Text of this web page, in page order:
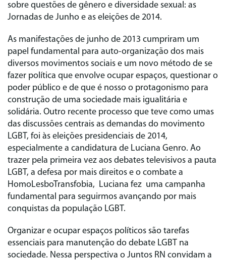
sobre questões de gênero e diversidade sexual: as
Jornadas de Junho e as eleições de 2014.
As manifestações de junho de 2013 cumpriram um
papel fundamental para auto-organização dos mais
diversos movimentos sociais e um novo método de se
fazer política que envolve ocupar espaços, questionar o
poder público e de que é nosso o protagonismo para
construção de uma sociedade mais igualitária e
solidária. Outro recente processo que teve como umas
das discussões centrais as demandas do movimento
LGBT, foi às eleições presidenciais de 2014,
especialmente a candidatura de Luciana Genro. Ao
trazer pela primeira vez aos debates televisivos a pauta
LGBT, a defesa por mais direitos e o combate a
HomoLesboTransfobia, Luciana fez uma campanha
fundamental para seguirmos avançando por mais
conquistas da população LGBT.
Organizar e ocupar espaços políticos são tarefas
essenciais para manutenção do debate LGBT na
sociedade. Nessa perspectiva o Juntos RN convidam a